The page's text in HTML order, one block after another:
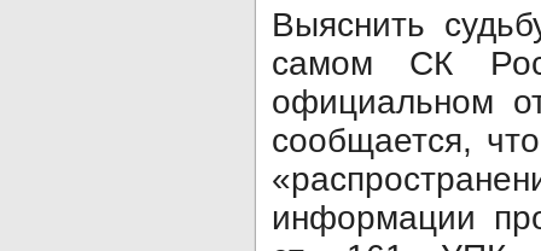
Выяснить
самом СК
официальном
сообщается,
информации